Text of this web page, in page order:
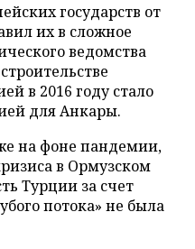
государств от
их в сложное
ведомства
в 2016 году стало
для Анкары.
на фоне пандемии,
в Ормузском
Турции за счет
потока» не была